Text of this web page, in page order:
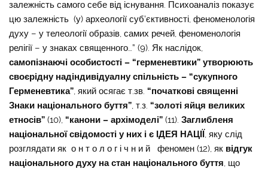
залежність самого себе від існування. Психоаналіз показує
цю залежність (у) археології суб’єктивності, феноменологія
духу – у телеології образів, самих речей, феноменологія
релігії – у знаках священного…” (9). Як наслідок,
самопізнаючі особистості – “герменевтики” утворюють
своєрідну надіндивідуалну спільність – “сукупного
Герменевтика” , який осягає т.зв.“початкові священні
Знаки національного буття” , т.з.“золоті яйця великих
етносів” (10),“канони – архімоделі” (11).Заглибленя
національної свідомості у них і є ІДЕЯ НАЦІЇ , яку слід
розглядати як о н т о л о г і ч н и й феномен (12), як відгук
національного духу на стан національного буття , що